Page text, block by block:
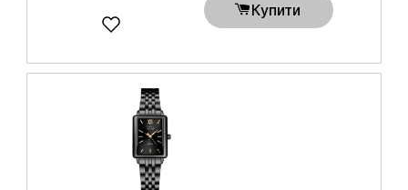
Купити